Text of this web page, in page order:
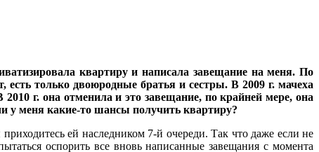
квартиру и написала завещание на меня. По
только двоюродные братья и сестры. В 2009 г. мачеха
г. она отменила и это завещание, по крайней мере, она
у меня какие-то шансы получить квартиру?
ей наследником 7-й очереди. Так что даже если не
оспорить все вновь написанные завещания с момента